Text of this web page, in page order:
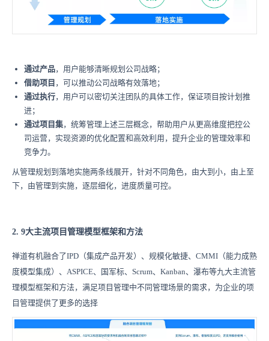
通过产品，用户能够清晰规划公司战略；
借助项目 ，可以推动公司战略有效落地；
通过执行，用户可以密切关注团队的具体工作，保证项目按计划推
进；
通过项目集，统筹管理上述三层概念，帮助用户从更高维度把控公
司运营，实现资源的优化配置和高效利用，提升企业的管理效率和
竞争力。
从管理规划到落地实施两条线展开，针对不同角色，由大到小，由上至
下，由管理到实施，逐层细化，进度质量可控。
2. 9大主流项目管理模型框架和方法
禅道有机融合了IPD（集成产品开发）、规模化敏捷、CMMI（能力成熟
度模型集成）、ASPICE、国军标、Scrum、Kanban、瀑布等九大主流管
理模型框架和方法，满足项目管理中不同管理场景的需求，为企业的项
目管理提供了更多的选择